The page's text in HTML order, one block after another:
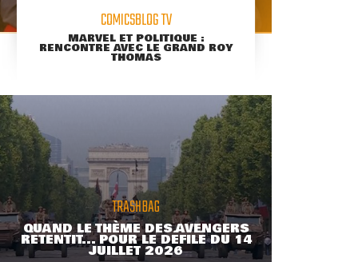
COMICSBLOG TV
MARVEL ET POLITIQUE :
RENCONTRE AVEC LE GRAND ROY
THOMAS
TRASHBAG
QUAND LE THÈME DES AVENGERS
RETENTIT... POUR LE DÉFILÉ DU 14
JUILLET 2026